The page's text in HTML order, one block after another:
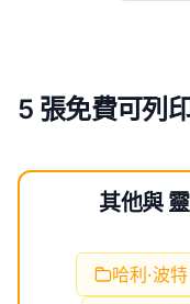
5 張免費可列
其他與
哈利·波特